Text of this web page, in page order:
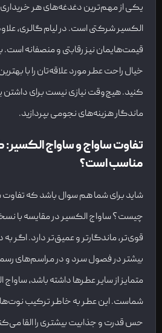
یکی از مهم‌ترین دغدغه‌های هر
الکسیر شرکتی است. در لیام گالری،
قیمت‌هایمان نیز رقابتی و منصفانه است.
خیال راحت عطر مورد علاقه‌تان را با
کنید. هیچ‌وقت نیازی نیست برای
ماندگار هزینه‌های نجومی بپردازید.
تفاوت ساواج و ساواج الکسیر:
مناسب است؟
شاید برای شما هم سوال باشد که تفاوت
چیست؟ ساواج الکسیر در مقایسه با نسخه
قوی‌تر، ماندگارتر و عمیق‌تر دارد. اگر
بیشتر در فصول سرد و در مراسم‌های
متمایز از سایر عطرها داشته باشد، ساواج
شماست. این عطر به خاطر ترکیب
حس قدرت و جذابیت بیشتری را القا